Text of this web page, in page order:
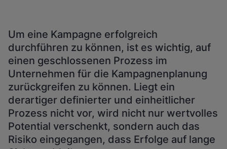
Um eine Kampagne erfolgreich
durchführen zu können, ist es wichtig, auf
einen geschlossenen Prozess im
Unternehmen für die Kampagnenplanung
zurückgreifen zu können. Liegt ein
derartiger definierter und einheitlicher
Prozess nicht vor, wird nicht nur wertvolles
Potential verschenkt, sondern auch das
Risiko eingegangen, dass Erfolge auf lange